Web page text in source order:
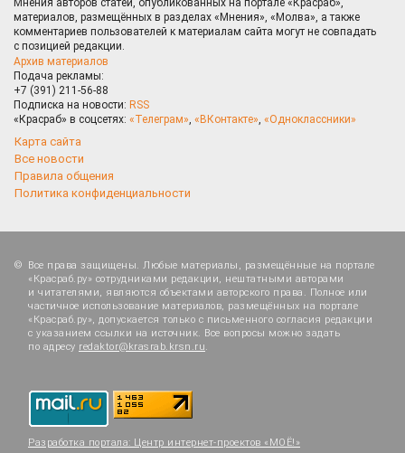
Мнения авторов статей, опубликованных на портале «Красраб»,
материалов, размещённых в разделах «Мнения», «Молва», а также
комментариев пользователей к материалам сайта могут не совпадать
с позицией редакции.
Архив материалов
Подача рекламы:
+7 (391) 211-56-88
Подписка на новости: RSS
«Красраб» в соцсетях: «Телеграм», «ВКонтакте», «Одноклассники»
Карта сайта
Все новости
Правила общения
Политика конфиденциальности
Все права защищены. Любые материалы, размещённые на портале
«Красраб.ру» сотрудниками редакции, нештатными авторами
и читателями, являются объектами авторского права. Полное или
частичное использование материалов, размещённых на портале
«Красраб.ру», допускается только с письменного согласия редакции
с указанием ссылки на источник. Все вопросы можно задать
по адресу redaktor@krasrab.krsn.ru.
Разработка портала: Центр интернет-проектов «МОЁ!»